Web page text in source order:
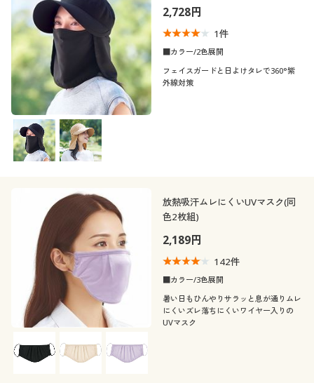
閲覧履歴
お気に入り
サポート
ご利用ガイド
抗菌防臭 撥水
シーン
スポーツ
着用感
レギュラー
年代
50代
冬
解除する
2,728円
1件
■カラー/2色展開
フェイスガードと日よけタレで360°紫
外線対策
放熱吸汗ムレにくいUVマスク(同
色2枚組)
2,189円
142件
■カラー/3色展開
暑い日もひんやりサラッと息が通りムレ
にくいズレ落ちにくいワイヤー入りの
UVマスク